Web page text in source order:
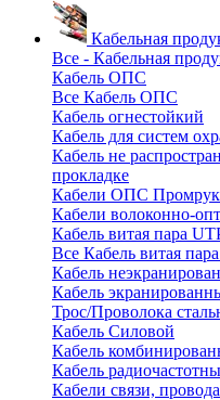
Кабельная
Все - Кабельная
Кабель ОПС
Все Кабель ОПС
Кабель огнестойкий
Кабель для систем
Кабель не
прокладке
Кабели ОПС
Кабели волоконно-
Кабель витая пара
Все Кабель витая
Кабель
Кабель
Трос/Проволока
Кабель Силовой
Кабель
Кабель
Кабели связи, провода